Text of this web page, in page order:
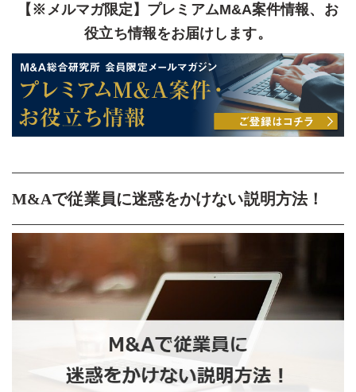
【※メルマガ限定】プレミアムM&A案件情報、お
役立ち情報をお届けします。
M&Aで従業員に迷惑をかけない説明方法！